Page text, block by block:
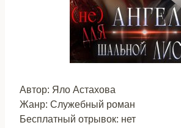
Автор: Яло Астахова
Жанр: Служебный роман
Бесплатный отрывок: нет